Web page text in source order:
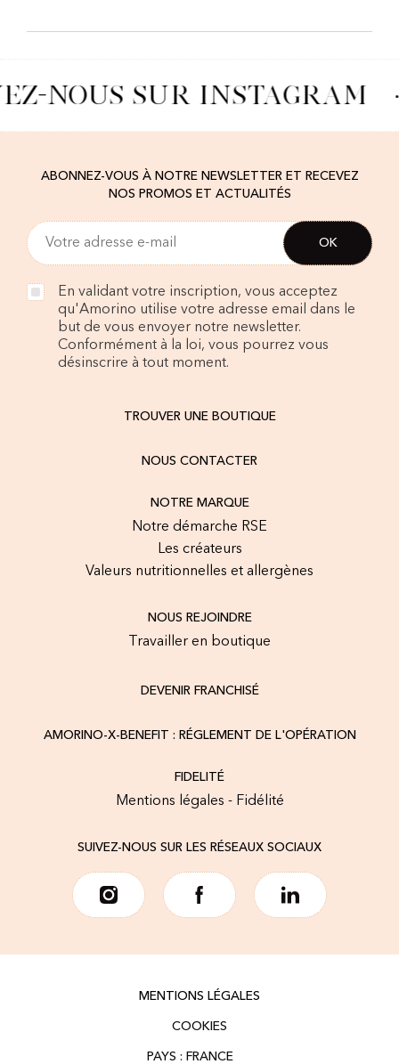
NOUS SUR INSTAGRAM ·
ABONNEZ-VOUS À NOTRE NEWSLETTER ET RECEVEZ
NOS PROMOS ET ACTUALITÉS
En validant votre inscription, vous acceptez
qu'Amorino utilise votre adresse email dans le
but de vous envoyer notre newsletter.
Conformément à la loi, vous pourrez vous
désinscrire à tout moment.
TROUVER UNE BOUTIQUE
NOUS CONTACTER
NOTRE MARQUE
Notre démarche RSE
Les créateurs
Valeurs nutritionnelles et allergènes
NOUS REJOINDRE
Travailler en boutique
DEVENIR FRANCHISÉ
AMORINO-X-BENEFIT : RÉGLEMENT DE L'OPÉRATION
FIDELITÉ
Mentions légales - Fidélité
SUIVEZ-NOUS SUR LES RÉSEAUX SOCIAUX
MENTIONS LÉGALES
COOKIES